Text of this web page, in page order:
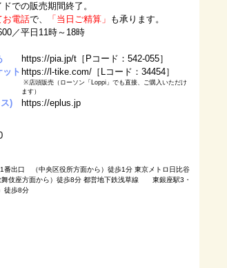
での販売期間終了。
電話で、 「当日ご精算」 も承ります。
／平日11時～18時
https://pia.jp/t ［Pコード：542-055］
ット https://l-tike.com/［Lコード：34454］
※店頭販売（ローソン「Loppi」でも直接、ご購入いただけ
ます）
) https://eplus.jp
出口 （中央区役所方面から）徒歩1分 東京メトロ日比谷
伎座方面から）徒歩8分 都営地下鉄浅草線 東銀座駅3・
徒歩8分